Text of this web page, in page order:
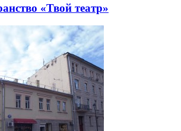
«Твой театр»